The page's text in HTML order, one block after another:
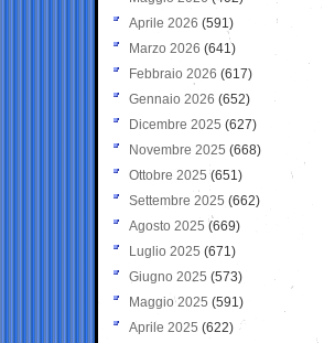
Aprile 2026 (591)
Marzo 2026 (641)
Febbraio 2026 (617)
Gennaio 2026 (652)
Dicembre 2025 (627)
Novembre 2025 (668)
Ottobre 2025 (651)
Settembre 2025 (662)
Agosto 2025 (669)
Luglio 2025 (671)
Giugno 2025 (573)
Maggio 2025 (591)
Aprile 2025 (622)